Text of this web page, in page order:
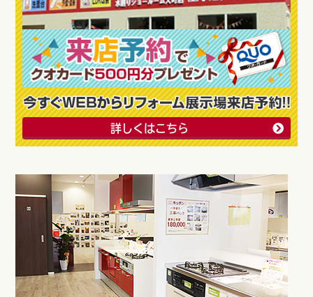
詳しくはこちら